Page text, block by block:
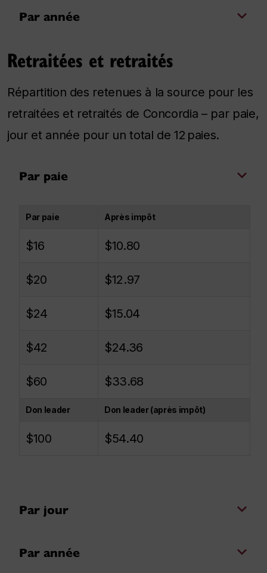
Par année
Retraitées et retraités
Répartition des retenues à la source pour les
retraitées et retraités de Concordia – par paie,
jour et année pour un total de 12 paies.
Par paie
Par paie Après impôt
$16 $10.80
$20 $12.97
$24 $15.04
$42 $24.36
$60 $33.68
Don leader Don leader (après impôt)
$100 $54.40
Par jour
Par année